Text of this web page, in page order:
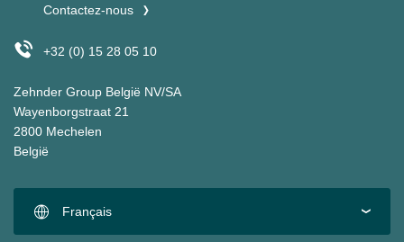
Contactez-nous
+32 (0) 15 28 05 10
Zehnder Group België NV/SA
Wayenborgstraat 21
2800 Mechelen
België
Français